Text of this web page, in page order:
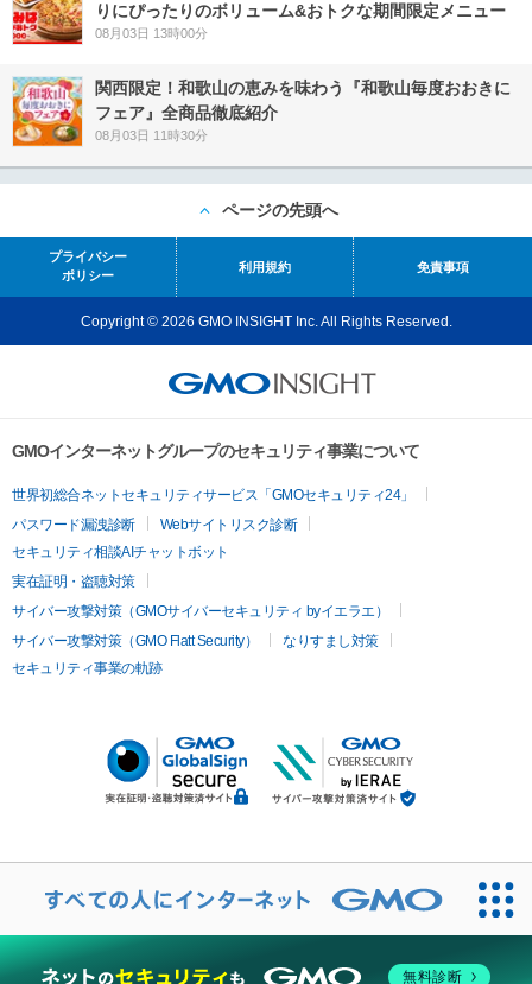
りにぴったりのボリューム&おトクな期間限定メニュー
08月03日 13時00分
関西限定！和歌山の恵みを味わう『和歌山毎度おおきに
フェア』全商品徹底紹介
08月03日 11時30分
ページの先頭へ
プライバシー
ポリシー
利用規約 免責事項
Copyright © 2026 GMO INSIGHT Inc. All Rights Reserved.
GMOインターネットグループのセキュリティ事業について
世界初総合ネットセキュリティサービス「GMOセキュリティ24」
パスワード漏洩診断
Webサイトリスク診断
セキュリティ相談AIチャットボット
実在証明・盗聴対策
サイバー攻撃対策（GMOサイバーセキュリティ byイエラエ）
サイバー攻撃対策（GMO Flatt Security）
なりすまし対策
セキュリティ事業の軌跡
無料診断